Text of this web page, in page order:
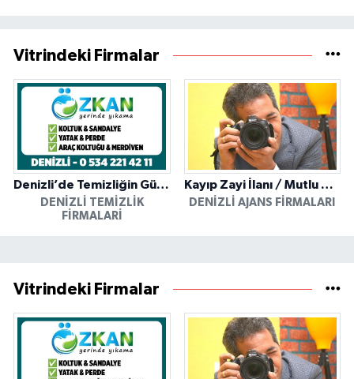
Vitrindeki Firmalar
Denizli’de Temizliğin Güvenilir Adresi: Özkan Yerinde Yıkama
DENIZLI TEMIZLIK
FIRMALARI
Kayıp Zayi İlanı / Mutlu Ajans / Denizli
DENIZLI AJANS FIRMALARI
Vitrindeki Firmalar